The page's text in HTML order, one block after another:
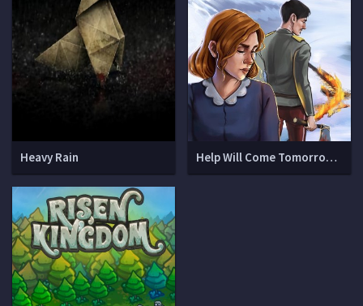
Heavy Rain Help Will Come Tomorrow (v 2.1)